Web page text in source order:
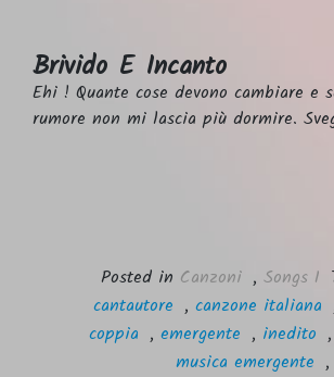
Brivido E Incanto
Ehi ! Quante cose devono cambiare e
rumore non mi lascia più dormire.
Posted in Canzoni , Songs I
cantautore , canzone italiana
coppia , emergente , inedito ,
musica emergente ,